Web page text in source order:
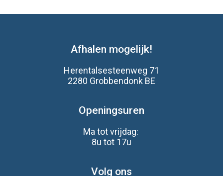
Afhalen mogelijk!
Herentalsesteenweg 71
2280 Grobbendonk BE
Openingsuren
Ma tot vrijdag:
8u tot 17u
Volg ons